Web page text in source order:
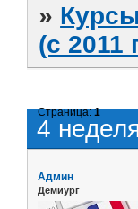
»
(с 2011
4
Страница:1
Админ
Демиург